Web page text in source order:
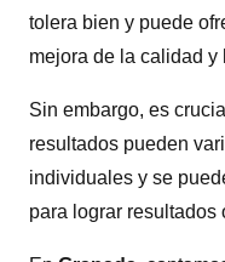
tolera bien y puede
mejora de la calidad
Sin embargo, es
resultados pueden
individuales y se
para lograr resultados